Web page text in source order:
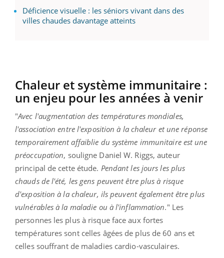
Déficience visuelle : les séniors vivant dans des
villes chaudes davantage atteints
Chaleur et système immunitaire :
un enjeu pour les années à venir
"Avec l'augmentation des températures mondiales,
l'association entre l'exposition à la chaleur et une réponse
temporairement affaiblie du système immunitaire est une
préoccupation, souligne Daniel W. Riggs, auteur
principal de cette étude. Pendant les jours les plus
chauds de l'été, les gens peuvent être plus à risque
d'exposition à la chaleur, ils peuvent également être plus
vulnérables à la maladie ou à l'inflammation." Les
personnes les plus à risque face aux fortes
températures sont celles âgées de plus de 60 ans et
celles souffrant de maladies cardio-vasculaires.